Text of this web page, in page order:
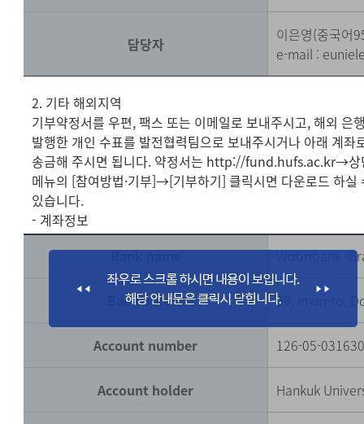
담당자
이은영(중국어
e-mail :
2. 기타 해외지역
기부약정서를 우편, 팩스 또는 이메일로 보내주시고, 해외 은
발행한 개인 수표를 발전협력팀으로 보내주시거나 아래 계좌
송금해 주시면 됩니다. 약정서는 http://fund.hufs.ac.kr→상
메뉴의 [참여방법·기부]→[기부하기] 클릭시면 다운로드 하실
있습니다.
- 계좌정보
Bank name
Wooribank
Bank adress 99, Imun-ro,
Account number 126-05-
Account holder Hankuk